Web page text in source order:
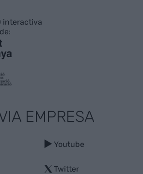
interactiva
EMPRESA
Youtube
Twitter